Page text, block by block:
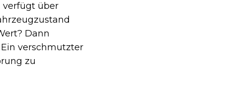
verfügt über
Dann
verschmutzter
zu